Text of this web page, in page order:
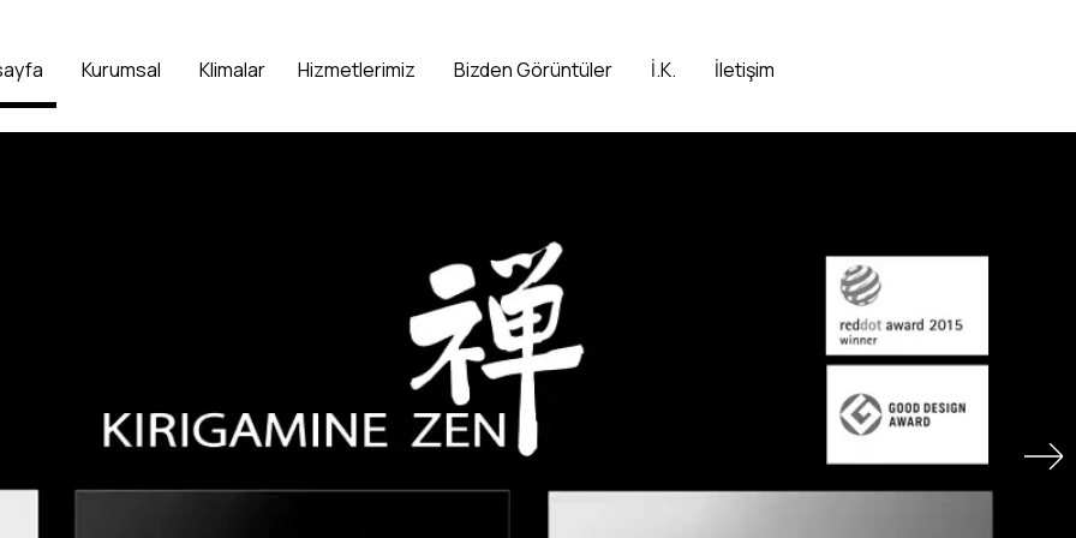
Kurumsal Klimalar Hizmetlerimiz Bizden Görüntüler İ.K. İletişim